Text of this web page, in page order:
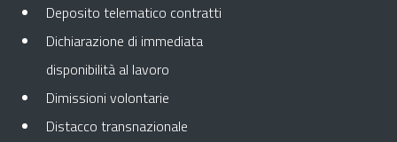
Deposito telematico contratti
Dichiarazione di immediata
disponibilità al lavoro
Dimissioni volontarie
Distacco transnazionale